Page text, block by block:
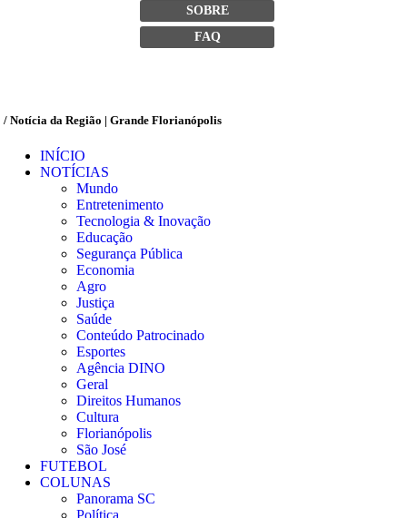
SOBRE
FAQ
/ Notícia da Região | Grande Florianópolis
INÍCIO
NOTÍCIAS
Mundo
Entretenimento
Tecnologia & Inovação
Educação
Segurança Pública
Economia
Agro
Justiça
Saúde
Conteúdo Patrocinado
Esportes
Agência DINO
Geral
Direitos Humanos
Cultura
Florianópolis
São José
FUTEBOL
COLUNAS
Panorama SC